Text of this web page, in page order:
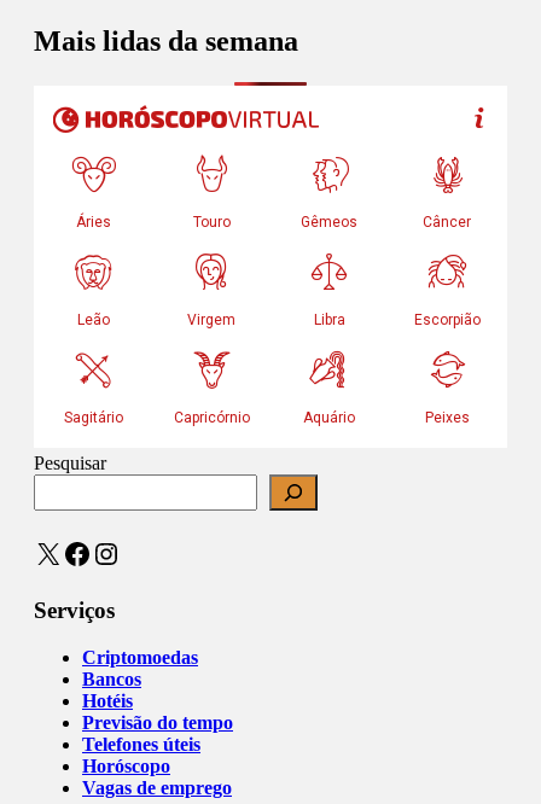
Mais lidas da semana
Pesquisar
X Facebook
Instagram
Serviços
Criptomoedas
Bancos
Hotéis
Previsão do tempo
Telefones úteis
Horóscopo
Vagas de emprego